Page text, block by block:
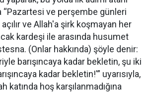
“Pazartesi ve perşembe günleri
ve Allah'a şirk koşmayan her
kardeşi ile arasında husumet
(Onlar hakkında) şöyle denir:
barışıncaya kadar bekletin, şu iki
kadar bekletin!'” uyarısıyla,
katında hoş karşılanmadığına